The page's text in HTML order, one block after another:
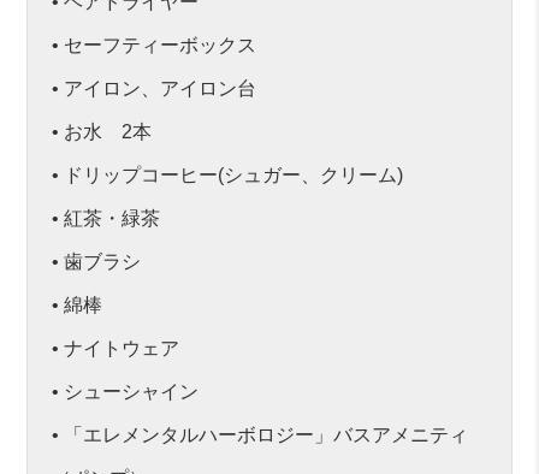
• セーフティーボックス
• アイロン、アイロン台
• お水 2本
• ドリップコーヒー(シュガー、クリーム)
• 紅茶・緑茶
• 歯ブラシ
• 綿棒
• ナイトウェア
• シューシャイン
• 「エレメンタルハーボロジー」バスアメニティ